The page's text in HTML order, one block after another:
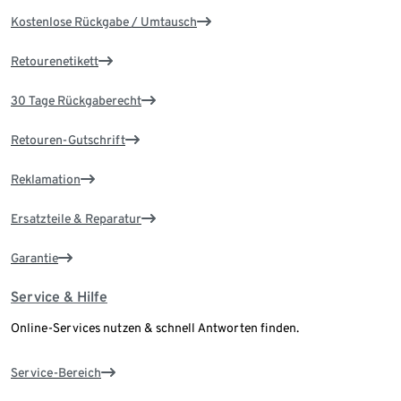
Kostenlose Rückgabe / Umtausch
Retourenetikett
30 Tage Rückgaberecht
Retouren-Gutschrift
Reklamation
Ersatzteile & Reparatur
Garantie
Service & Hilfe
Online-Services nutzen & schnell Antworten finden.
Service-Bereich